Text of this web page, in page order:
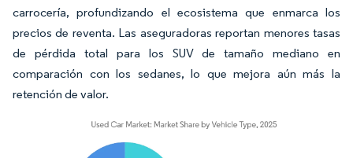
carrocería, profundizando el ecosistema que enmarca los
precios de reventa. Las aseguradoras reportan menores tasas
de pérdida total para los SUV de tamaño mediano en
comparación con los sedanes, lo que mejora aún más la
retención de valor.